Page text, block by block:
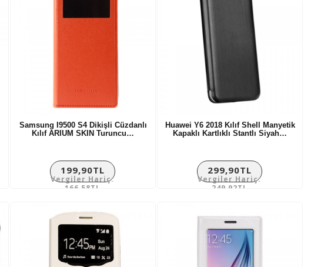
Samsung I9500 S4 Dikişli Cüzdanlı
Kılıf ARIUM SKIN Turuncu…
199,90TL
Vergiler Hariç:
166,58TL
Huawei Y6 2018 Kılıf Shell Manyetik
Kapaklı Kartlıklı Stantlı Siyah…
299,90TL
Vergiler Hariç:
249,92TL